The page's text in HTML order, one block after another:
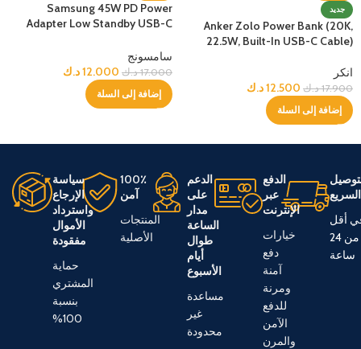
جديد
Anker Zolo Power Bank (20K,
22.5W, Built-In USB-C Cable)
انكر
17.900 د.ك 12.500د.ك
إضافة إلى السلة
Samsung 45W PD Power
Adapter Low Standby USB-C
سامسونج
17.000 د.ك 12.000د.ك
إضافة إلى السلة
السريع
أقل
من 24
ساعة
الدفع
عبر
الإنترنت
خيارات
دفع
آمنة
ومرنة
للدفع
الآمن
والمرن
الدعم
على
مدار
الساعة
طوال
أيام
الأسبوع
مساعدة
غير
محدودة
100٪
آمن
المنتجات
الأصلية
سياسة
الإرجاع
واسترداد
الأموال
مفقودة
حماية
المشتري
بنسبة
100%